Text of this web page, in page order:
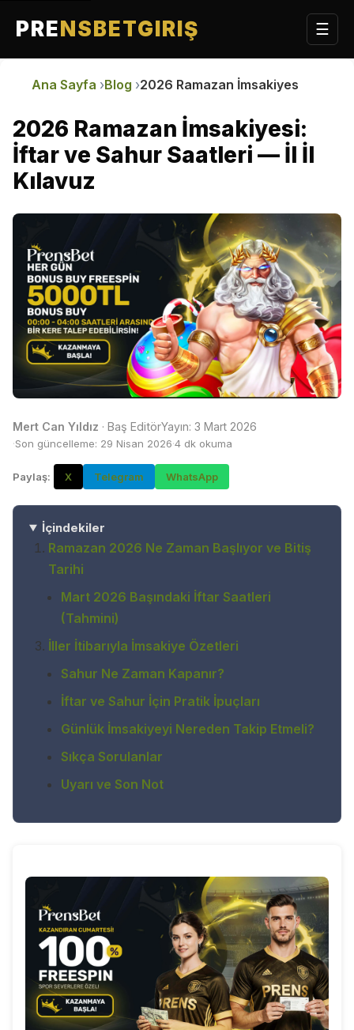
Ana Sayfa Blog 2026 Ramazan İmsakiyesi: İftar
2026 Ramazan İmsakiyesi:
İftar ve Sahur Saatleri — İl İl
Kılavuz
Mert Can Yıldız · Baş EditörYayın: 3 Mart 2026
Son güncelleme: 29 Nisan 2026 4 dk okuma
Paylaş: X Telegram WhatsApp
İçindekiler
Ramazan 2026 Ne Zaman Başlıyor ve Bitiş
Tarihi
Mart 2026 Başındaki İftar Saatleri
(Tahmini)
İller İtibarıyla İmsakiye Özetleri
Sahur Ne Zaman Kapanır?
İftar ve Sahur İçin Pratik İpuçları
Günlük İmsakiyeyi Nereden Takip Etmeli?
Sıkça Sorulanlar
Uyarı ve Son Not
PRENSBETGIRIŞ ☰